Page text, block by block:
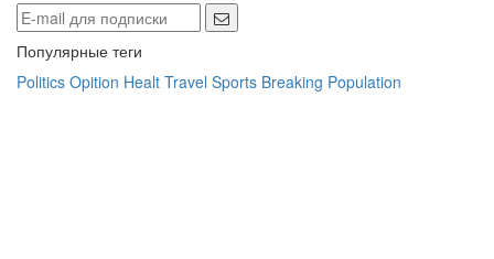
Популярные теги
Politics Opition Healt Travel Sports Breaking Population